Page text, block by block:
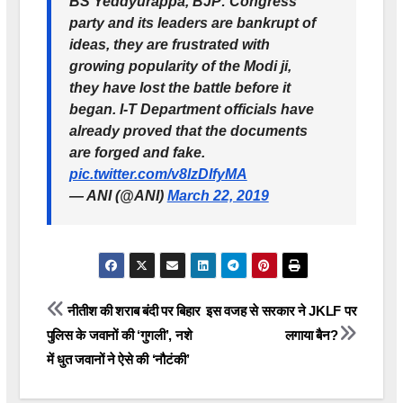
party and its leaders are bankrupt of
ideas, they are frustrated with
growing popularity of the Modi ji,
they have lost the battle before it
began. I-T Department officials have
already proved that the documents
are forged and fake.
pic.twitter.com/v8lzDIfyMA
— ANI (@ANI) March 22, 2019
Post
navigation
इस वजह से सरकार ने JKLF पर
लगाया बैन?
नीतीश की शराब बंदी पर बिहार
पुलिस के जवानों की ‘गुगली’, नशे
में धुत जवानों ने ऐसे की ‘नौटंकी’